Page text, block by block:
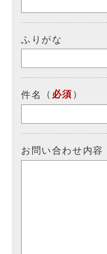
ふりがな
件名 （ 必須 ）
お問い合わせ内容